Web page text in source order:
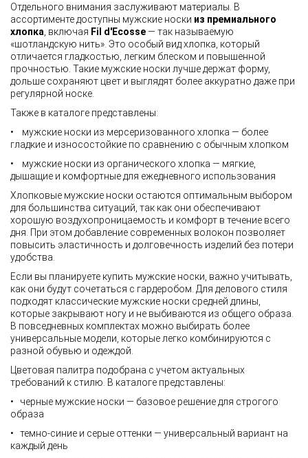
Отдельного внимания заслуживают материалы. В
ассортименте доступны мужские носки из премиального
хлопка , включая Fil d'Ecosse— так называемую
«шотландскую нить». Это особый вид хлопка, который
отличается гладкостью, легким блеском и повышенной
прочностью. Такие мужские носки лучше держат форму,
дольше сохраняют цвет и выглядят более аккуратно даже при
регулярной носке.
Также в каталоге представлены:
• мужские носки из мерсеризованного хлопка — более
гладкие и износостойкие по сравнению с обычным хлопком
• мужские носки из органического хлопка — мягкие,
дышащие и комфортные для ежедневного использования
Хлопковые мужские носки остаются оптимальным выбором
для большинства ситуаций, так как они обеспечивают
хорошую воздухопроницаемость и комфорт в течение всего
дня. При этом добавление современных волокон позволяет
повысить эластичность и долговечность изделий без потери
удобства.
Если вы планируете купить мужские носки, важно учитывать,
как они будут сочетаться с гардеробом. Для делового стиля
подходят классические мужские носки средней длины,
которые закрывают ногу и не выбиваются из общего образа.
В повседневных комплектах можно выбирать более
универсальные модели, которые легко комбинируются с
разной обувью и одеждой.
Цветовая палитра подобрана с учетом актуальных
требований к стилю. В каталоге представлены:
• черные мужские носки — базовое решение для строгого
образа
• темно-синие и серые оттенки — универсальный вариант на
каждый день